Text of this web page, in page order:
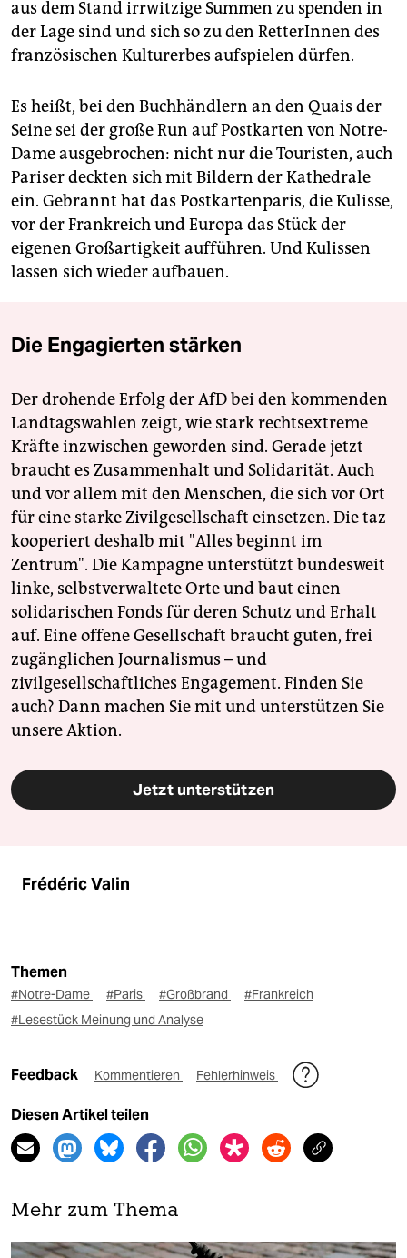
aus dem Stand irrwitzige Summen zu spenden in
der Lage sind und sich so zu den RetterInnen des
französischen Kulturerbes aufspielen dürfen.
Es heißt, bei den Buchhändlern an den Quais der
Seine sei der große Run auf Postkarten von Notre-
Dame ausgebrochen: nicht nur die Touristen, auch
Pariser deckten sich mit Bildern der Kathedrale
ein. Gebrannt hat das Postkartenparis, die Kulisse,
vor der Frankreich und Europa das Stück der
eigenen Großartigkeit aufführen. Und Kulissen
lassen sich wieder aufbauen.
Die Engagierten stärken
Der drohende Erfolg der AfD bei den kommenden
Landtagswahlen zeigt, wie stark rechtsextreme
Kräfte inzwischen geworden sind. Gerade jetzt
braucht es Zusammenhalt und Solidarität. Auch
und vor allem mit den Menschen, die sich vor Ort
für eine starke Zivilgesellschaft einsetzen. Die taz
kooperiert deshalb mit "Alles beginnt im
Zentrum". Die Kampagne unterstützt bundesweit
linke, selbstverwaltete Orte und baut einen
solidarischen Fonds für deren Schutz und Erhalt
auf. Eine offene Gesellschaft braucht guten, frei
zugänglichen Journalismus – und
zivilgesellschaftliches Engagement. Finden Sie
auch? Dann machen Sie mit und unterstützen Sie
unsere Aktion.
Jetzt unterstützen
Frédéric Valin
Themen
#Notre-Dame #Paris #Großbrand
#Frankreich
#Lesestück Meinung und Analyse
Feedback Kommentieren Fehlerhinweis
Diesen Artikel teilen
Mehr zum Thema